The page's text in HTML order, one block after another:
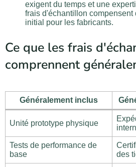
exigent du temps et une
frais d'échantillon compensent
initial pour les fabricants.
Ce que les frais
comprennent
Généralement inclus
Unité prototype physique
Tests de performance de
base
des